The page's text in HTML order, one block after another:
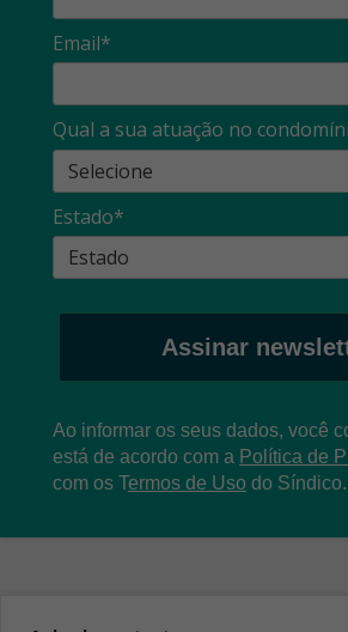
Email*
Qual a sua atuação no
Estado*
Assinar
Ao informar os seus dados, você
está de acordo com a Política de
com os Termos de Uso do Síndico.